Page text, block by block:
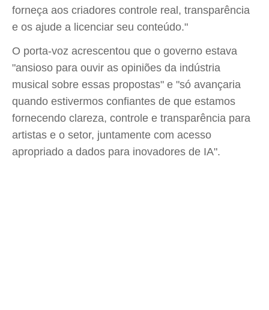
forneça aos criadores controle real, transparência
e os ajude a licenciar seu conteúdo."
O porta-voz acrescentou que o governo estava
"ansioso para ouvir as opiniões da indústria
musical sobre essas propostas" e "só avançaria
quando estivermos confiantes de que estamos
fornecendo clareza, controle e transparência para
artistas e o setor, juntamente com acesso
apropriado a dados para inovadores de IA".